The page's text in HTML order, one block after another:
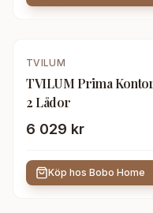
TVILUM
TVILUM Prima
2 Lådor
6 029 kr
Köp hos Bobo Home